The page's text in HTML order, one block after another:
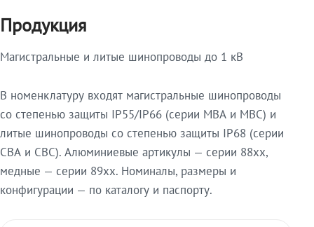
Продукция
Магистральные и литые шинопроводы до 1 кВ
В номенклатуру входят магистральные шинопроводы
со степенью защиты IP55/IP66 (серии МВА и МВС) и
литые шинопроводы со степенью защиты IP68 (серии
СВА и СВС). Алюминиевые артикулы — серии 88xx,
медные — серии 89xx. Номиналы, размеры и
конфигурации — по каталогу и паспорту.